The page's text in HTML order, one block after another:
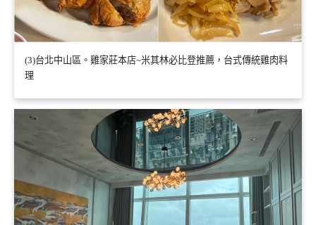
(3)台北中山區。雞家莊本店~米其林必比登推薦，台式傳統雞肉料
理